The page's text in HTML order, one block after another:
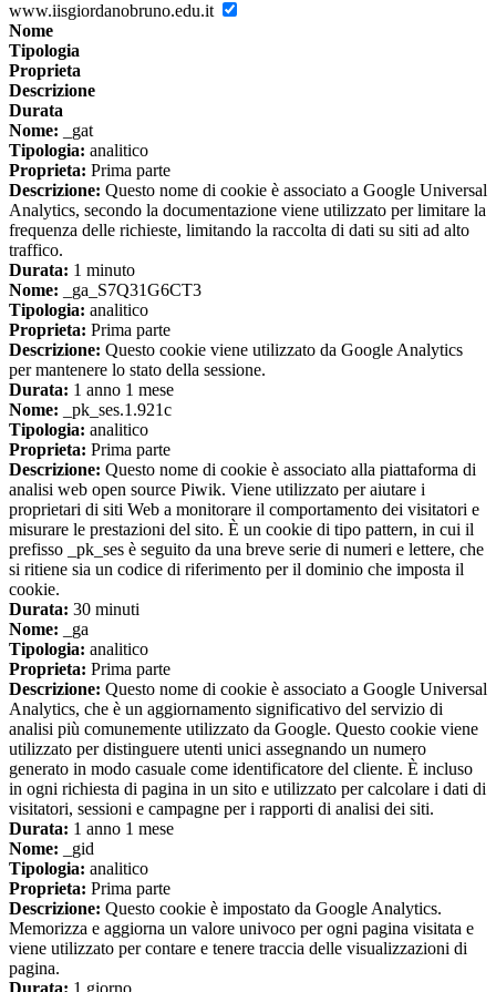
www.iisgiordanobruno.edu.it
Nome
Tipologia
Proprieta
Descrizione
Durata
Nome: _gat
Tipologia: analitico
Proprieta: Prima parte
Descrizione: Questo nome di cookie è associato a Google Universal
Analytics, secondo la documentazione viene utilizzato per limitare la
frequenza delle richieste, limitando la raccolta di dati su siti ad alto
traffico.
Durata: 1 minuto
Nome: _ga_S7Q31G6CT3
Tipologia: analitico
Proprieta: Prima parte
Descrizione: Questo cookie viene utilizzato da Google Analytics
per mantenere lo stato della sessione.
Durata: 1 anno 1 mese
Nome: _pk_ses.1.921c
Tipologia: analitico
Proprieta: Prima parte
Descrizione: Questo nome di cookie è associato alla piattaforma di
analisi web open source Piwik. Viene utilizzato per aiutare i
proprietari di siti Web a monitorare il comportamento dei visitatori e
misurare le prestazioni del sito. È un cookie di tipo pattern, in cui il
prefisso _pk_ses è seguito da una breve serie di numeri e lettere, che
si ritiene sia un codice di riferimento per il dominio che imposta il
cookie.
Durata: 30 minuti
Nome: _ga
Tipologia: analitico
Proprieta: Prima parte
Descrizione: Questo nome di cookie è associato a Google Universal
Analytics, che è un aggiornamento significativo del servizio di
analisi più comunemente utilizzato da Google. Questo cookie viene
utilizzato per distinguere utenti unici assegnando un numero
generato in modo casuale come identificatore del cliente. È incluso
in ogni richiesta di pagina in un sito e utilizzato per calcolare i dati di
visitatori, sessioni e campagne per i rapporti di analisi dei siti.
Durata: 1 anno 1 mese
Nome: _gid
Tipologia: analitico
Proprieta: Prima parte
Descrizione: Questo cookie è impostato da Google Analytics.
Memorizza e aggiorna un valore univoco per ogni pagina visitata e
viene utilizzato per contare e tenere traccia delle visualizzazioni di
pagina.